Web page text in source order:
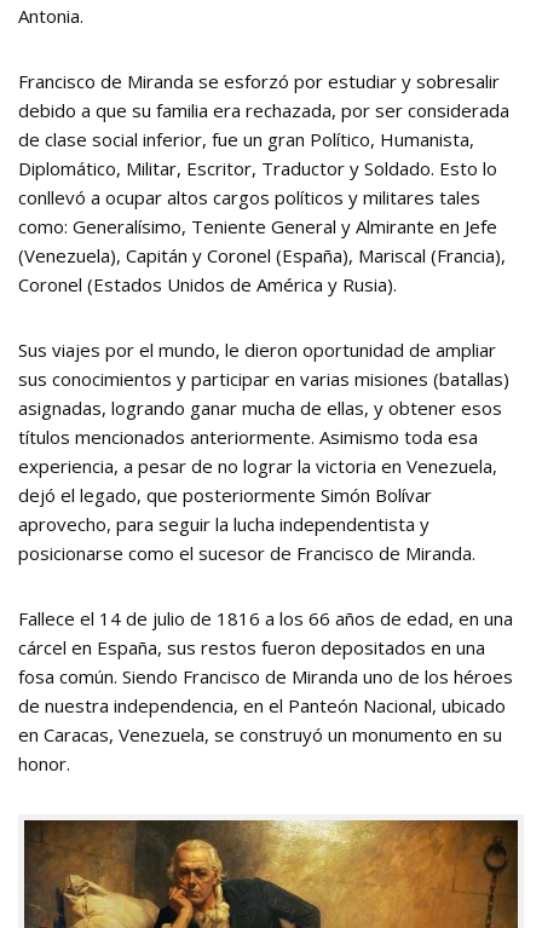
Antonia.
Francisco de Miranda se esforzó por estudiar y sobresalir
debido a que su familia era rechazada, por ser considerada
de clase social inferior, fue un gran Político, Humanista,
Diplomático, Militar, Escritor, Traductor y Soldado. Esto lo
conllevó a ocupar altos cargos políticos y militares tales
como: Generalísimo, Teniente General y Almirante en Jefe
(Venezuela), Capitán y Coronel (España), Mariscal (Francia),
Coronel (Estados Unidos de América y Rusia).
Sus viajes por el mundo, le dieron oportunidad de ampliar
sus conocimientos y participar en varias misiones (batallas)
asignadas, logrando ganar mucha de ellas, y obtener esos
títulos mencionados anteriormente. Asimismo toda esa
experiencia, a pesar de no lograr la victoria en Venezuela,
dejó el legado, que posteriormente Simón Bolívar
aprovecho, para seguir la lucha independentista y
posicionarse como el sucesor de Francisco de Miranda.
Fallece el 14 de julio de 1816 a los 66 años de edad, en una
cárcel en España, sus restos fueron depositados en una
fosa común. Siendo Francisco de Miranda uno de los héroes
de nuestra independencia, en el Panteón Nacional, ubicado
en Caracas, Venezuela, se construyó un monumento en su
honor.